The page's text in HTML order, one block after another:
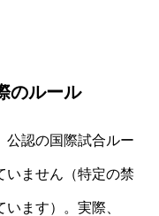
のルール
公認の国際試合ルー
いません（特定の禁
ます）。実際、